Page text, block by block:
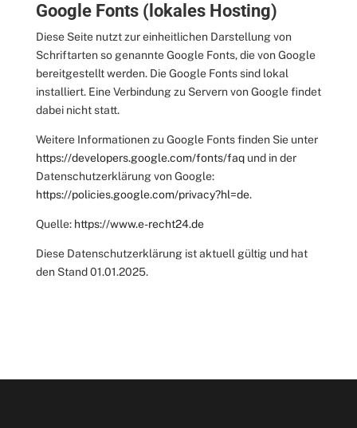
Google Fonts (lokales Hosting)
Diese Seite nutzt zur einheitlichen Darstellung von
Schriftarten so genannte Google Fonts, die von Google
bereitgestellt werden. Die Google Fonts sind lokal
installiert. Eine Verbindung zu Servern von Google findet
dabei nicht statt.
Weitere Informationen zu Google Fonts finden Sie unter
https://developers.google.com/fonts/faqund in der
Datenschutzerklärung von Google:
https://policies.google.com/privacy?hl=de.
Quelle: https://www.e-recht24.de
Diese Datenschutzerklärung ist aktuell gültig und hat
den Stand 01.01.2025.